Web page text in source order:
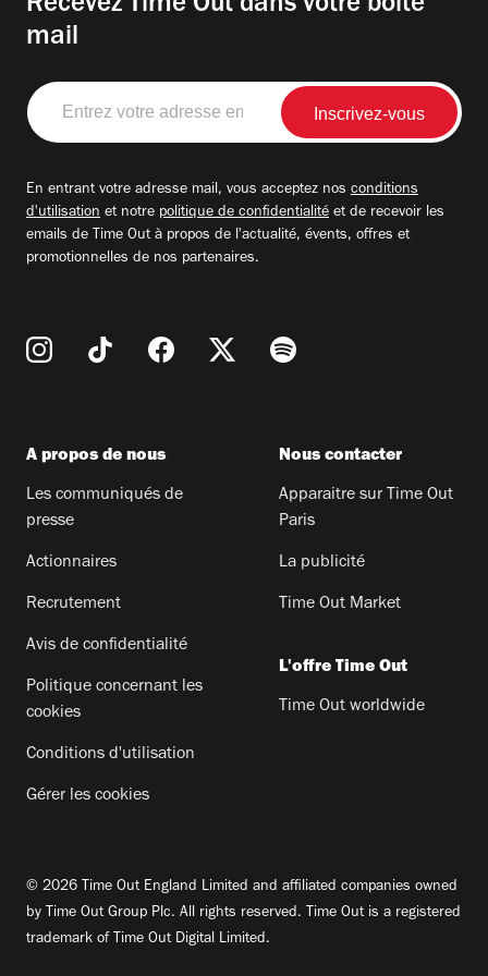
Recevez Time Out dans votre boite
mail
Entrez
votre
adresse
En entrant votre adresse mail, vous acceptez nos conditions
d'utilisation et notre politique de confidentialité et de recevoir les
emails de Time Out à propos de l'actualité, évents, offres et
promotionnelles de nos partenaires.
A propos de nous
Les communiqués de
presse
Actionnaires
Recrutement
Avis de confidentialité
Politique concernant les
cookies
Conditions d'utilisation
Gérer les cookies
Nous contacter
Apparaitre sur Time Out
Paris
La publicité
Time Out Market
L'offre Time Out
Time Out worldwide
© 2026 Time Out England Limited and affiliated companies owned
by Time Out Group Plc. All rights reserved. Time Out is a registered
trademark of Time Out Digital Limited.